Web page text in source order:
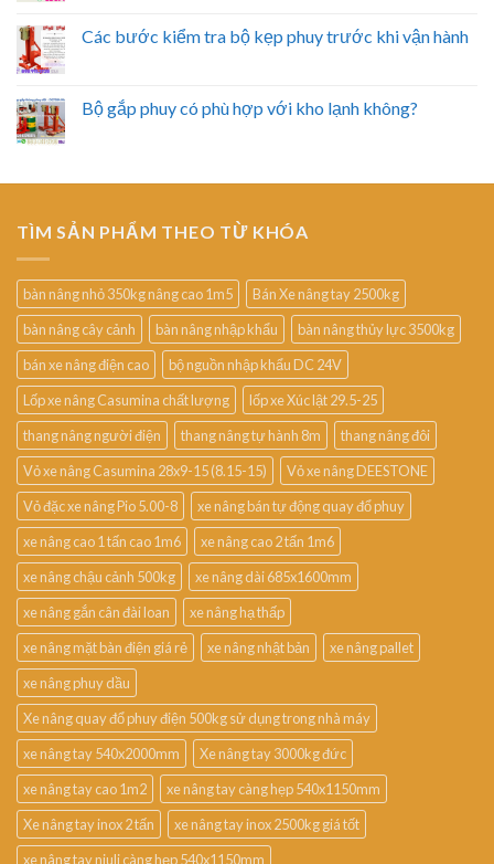
Các bước kiểm tra bộ kẹp phuy trước khi vận hành
Bộ gắp phuy có phù hợp với kho lạnh không?
TÌM SẢN PHẨM THEO TỪ KHÓA
bàn nâng nhỏ 350kg nâng cao 1m5
Bán Xe nâng tay 2500kg
bàn nâng cây cảnh
bàn nâng nhập khẩu
bàn nâng thủy lực 3500kg
bán xe nâng điện cao
bộ nguồn nhập khẩu DC 24V
Lốp xe nâng Casumina chất lượng
lốp xe Xúc lật 29.5-25
thang nâng người điện
thang nâng tự hành 8m
thang nâng đôi
Vỏ xe nâng Casumina 28x9-15 (8.15-15)
Vỏ xe nâng DEESTONE
Vỏ đặc xe nâng Pio 5.00-8
xe nâng bán tự động quay đổ phuy
xe nâng cao 1 tấn cao 1m6
xe nâng cao 2 tấn 1m6
xe nâng chậu cảnh 500kg
xe nâng dài 685x1600mm
xe nâng gắn cân đài loan
xe nâng hạ thấp
xe nâng mặt bàn điện giá rẻ
xe nâng nhật bản
xe nâng pallet
xe nâng phuy dầu
Xe nâng quay đổ phuy điện 500kg sử dụng trong nhà máy
xe nâng tay 540x2000mm
Xe nâng tay 3000kg đức
xe nâng tay cao 1m2
xe nâng tay càng hẹp 540x1150mm
Xe nâng tay inox 2 tấn
xe nâng tay inox 2500kg giá tốt
xe nâng tay niuli càng hẹp 540x1150mm